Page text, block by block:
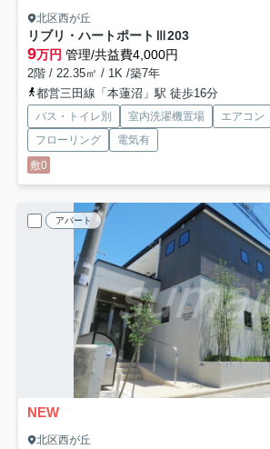
北区西が丘
リブリ・ハートポートⅢ203
9万円 管理/共益費4,000円
2階 / 22.35㎡ / 1K /築7年
都営三田線「本蓮沼」駅 徒歩16分
バス・トイレ別 室内洗濯機置場 エアコン
フローリング
電気有
敷0
アパート
NEW
北区西が丘